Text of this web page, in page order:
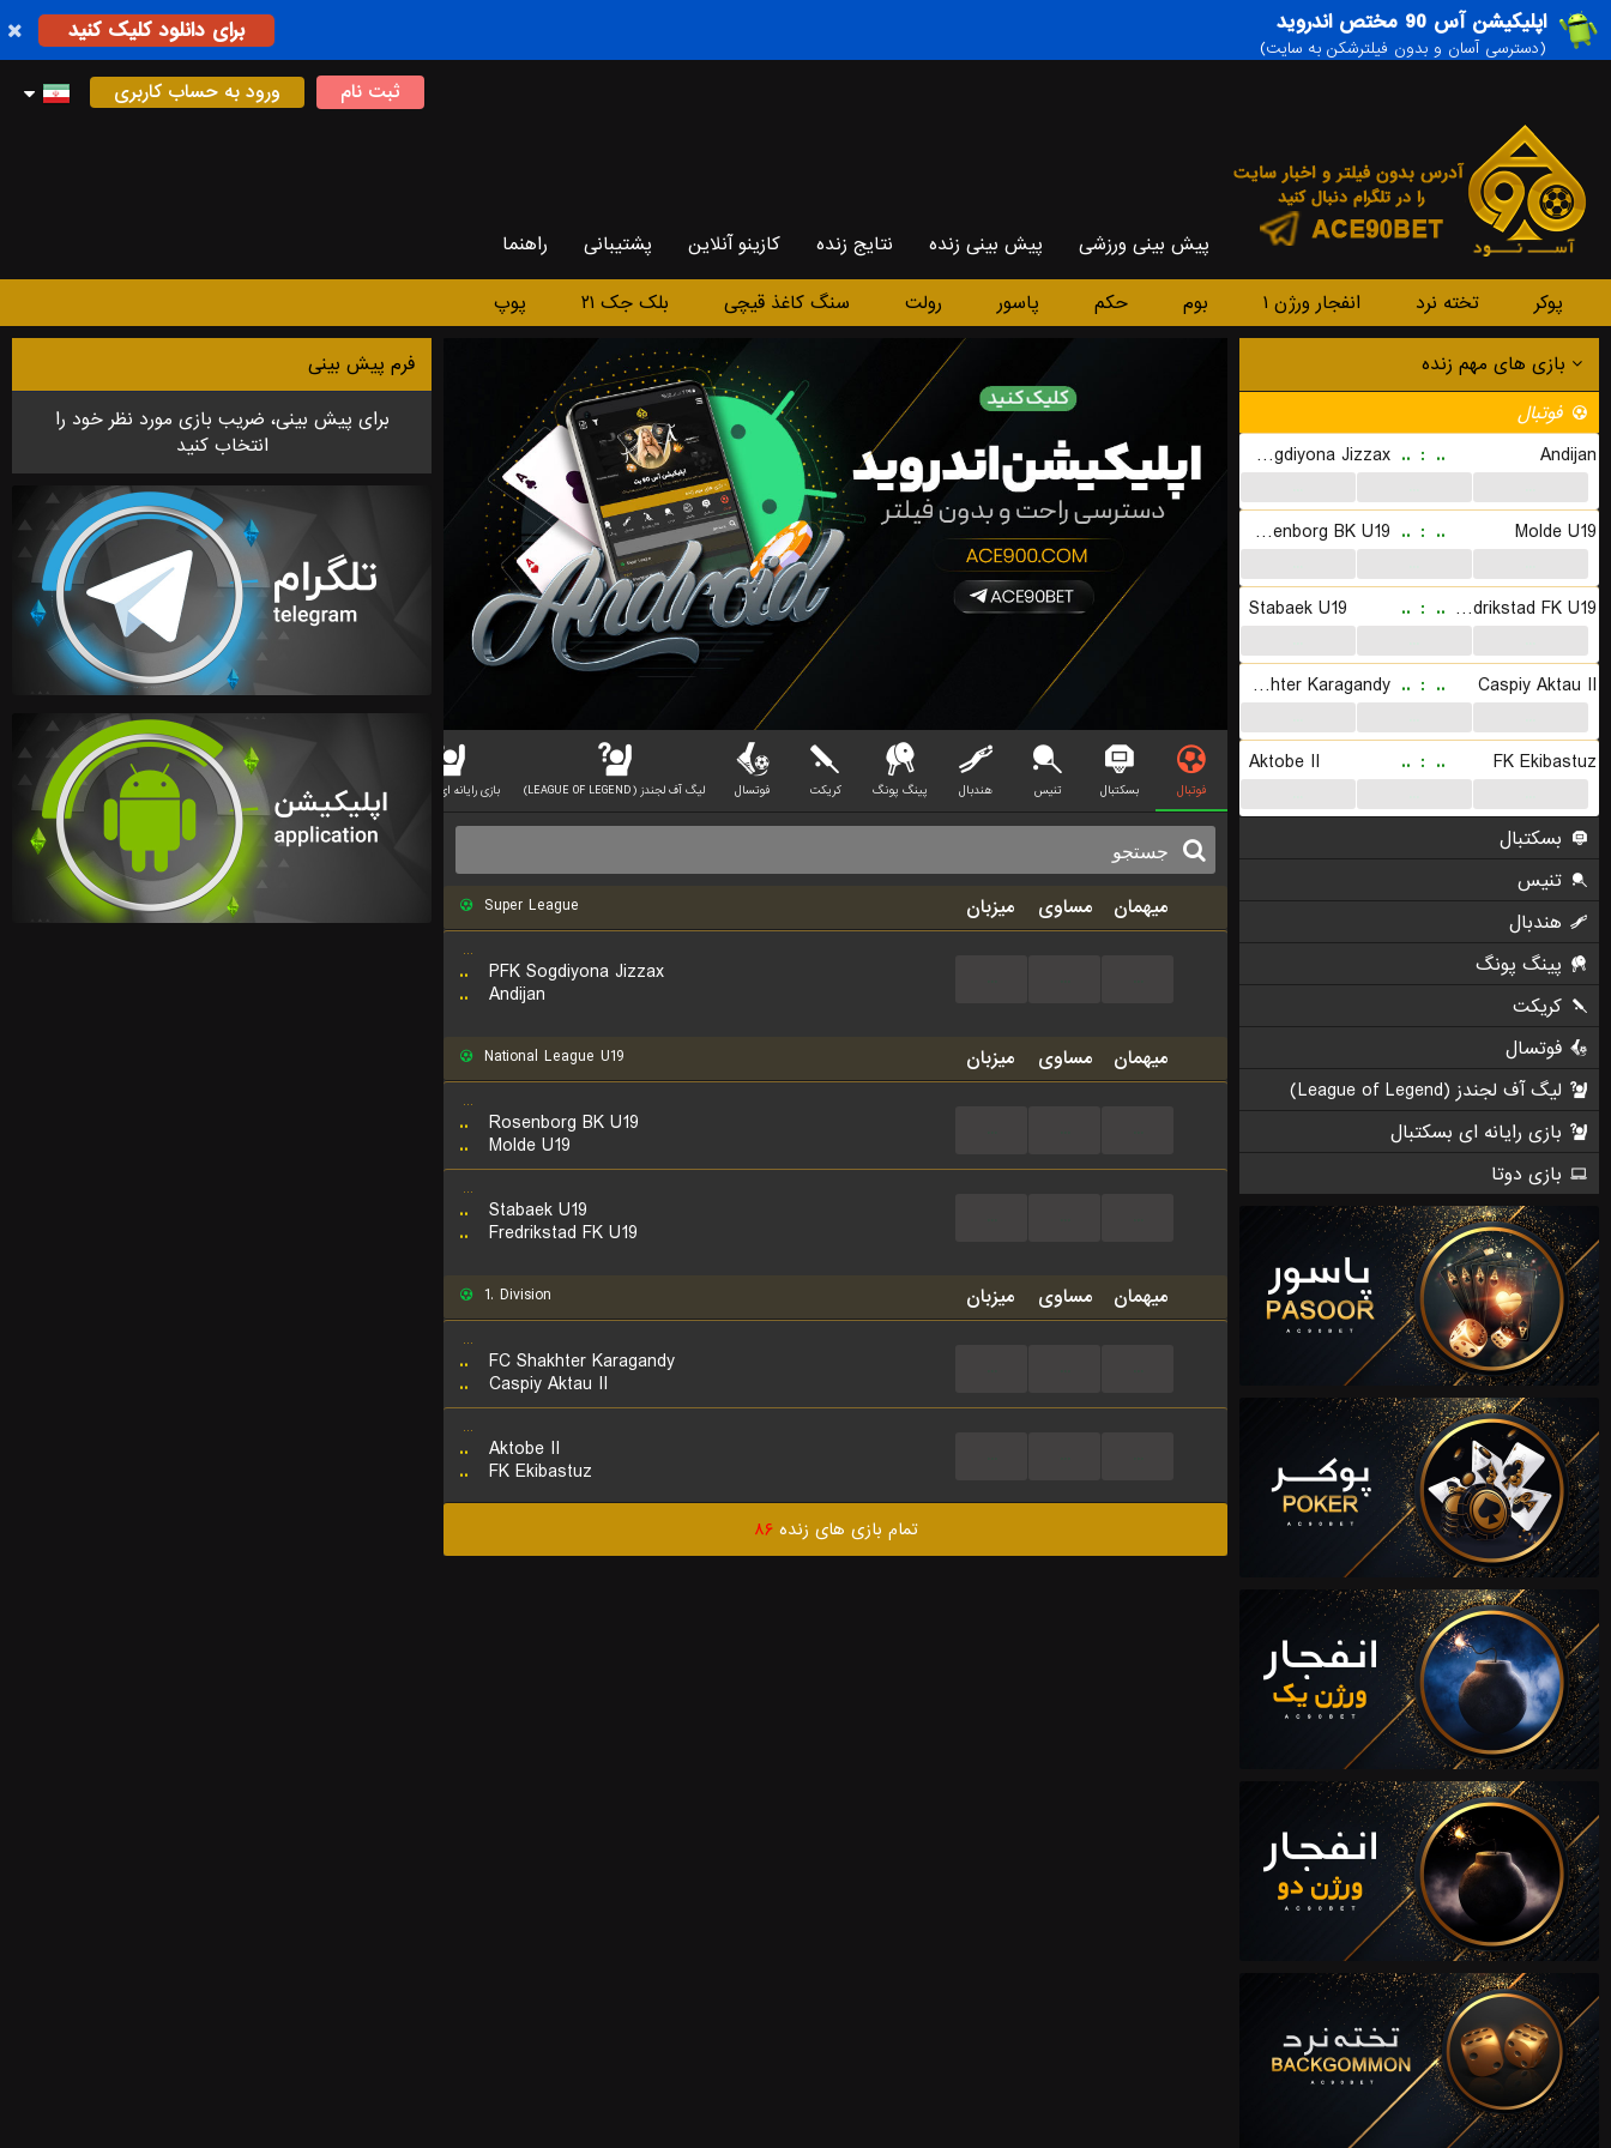
اپلیکیشن آس 90 مختص اندروید
(دسترسی آسان و بدون فیلترشکن به سایت)
برای دانلود کلیک کنید
ثبت نام ورود به حساب کاربری
پیش بینی ورزشی پیش بینی زنده نتایج زنده کازینو آنلاین پشتیبانی راهنما
پوکر تخته نرد انفجار ورژن ۱ بوم حکم پاسور رولت سنگ کاغذ قیچی بلک جک ۲۱ پوپ
بازی های مهم زنده
فوتبال
PFK Sogdiyona Jizzax
.. : .. Andijan
Rosenborg BK U19 .. : .. Molde U19
Stabaek U19 .. : .. Fredrikstad FK U19
FC Shakhter Karagandy .. : .. Caspiy Aktau II
Aktobe II .. : .. FK Ekibastuz
بسکتبال
تنیس
هندبال
پینگ پونگ
کریکت
فوتسال
لیگ آف لجندز (League of Legend)
بازی رایانه ای بسکتبال
بازی دوتا
فوتبال بسکتبال تنیس هندبال پینگ پونگ کریکت فوتسال لیگ آف لجندز (LEAGUE OF LEGEND) بازی رایانه ای بسکتبال بازی دوتا
Super League میزبان مساوی میهمان
...
.. PFK Sogdiyona Jizzax
.. Andijan
National League U19 میزبان مساوی میهمان
...
.. Rosenborg BK U19
.. Molde U19
...
.. Stabaek U19
.. Fredrikstad FK U19
1. Division میزبان مساوی میهمان
...
.. FC Shakhter Karagandy
.. Caspiy Aktau II
...
.. Aktobe II
.. FK Ekibastuz
تمام بازی های زنده۸۶
فرم پیش بینی
برای پیش بینی، ضریب بازی مورد نظر خود را
انتخاب کنید